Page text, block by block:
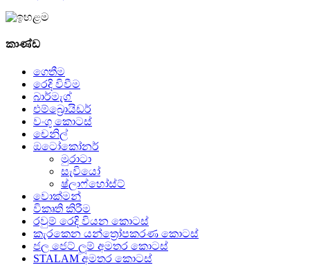
කාණ්ඩ
ගෙතීම
රෙදි විවීම
බාර්මැග්
එම්බ්‍රොයිඩර්
වංගු කොටස්
චෙනිල්
ඔටෝකෝනර්
මුරාටා
සැවියෝ
ෂ්ලාෆ්හෝස්ට්
වොක්මන්
විකෘති කිරීම
රවුම් රෙදි වියන කොටස්
කැරකෙන යන්ත්‍රෝපකරණ කොටස්
ජල ජෙට් ලූම් අමතර කොටස්
STALAM අමතර කොටස්